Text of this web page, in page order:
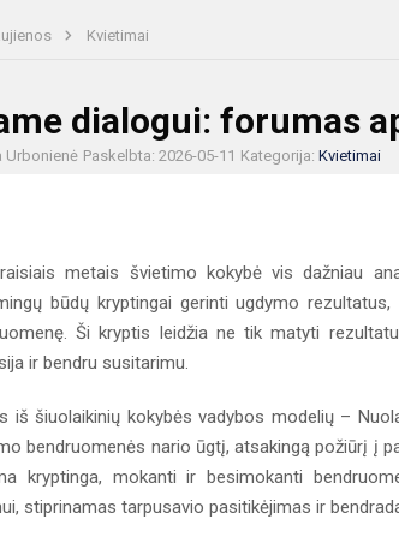
Kvietimai
dialogui: forumas
Urbonienė Paskelbta: 2026-05-11 Kategorija: Kvietimai
metais švietimo kokybė vis dažniau
būdų kryptingai gerinti ugdymo
Ši kryptis leidžia ne tik matyti
ir bendru susitarimu.
iš šiuolaikinių kokybės vadybos modelių –
bendruomenės nario ūgtį, atsakingą požiūrį į
kryptinga, mokanti ir besimokanti
stiprinamas tarpusavio pasitikėjimas ir